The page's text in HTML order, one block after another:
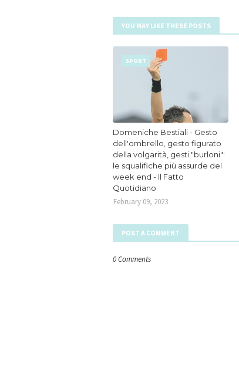
YOU MAY LIKE THESE POSTS
SPORT
Domeniche Bestiali - Gesto
dell'ombrello, gesto figurato
della volgarità, gesti "burloni":
le squalifiche più assurde del
week end - Il Fatto
Quotidiano
February 09, 2023
POST A COMMENT
0 Comments